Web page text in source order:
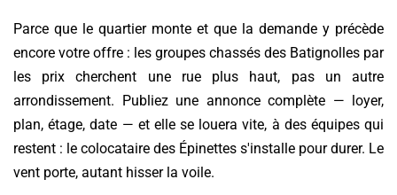
Parce que le quartier monte et que la demande y précède
encore votre offre : les groupes chassés des Batignolles par
les prix cherchent une rue plus haut, pas un autre
arrondissement. Publiez une annonce complète — loyer,
plan, étage, date — et elle se louera vite, à des équipes qui
restent : le colocataire des Épinettes s'installe pour durer. Le
vent porte, autant hisser la voile.